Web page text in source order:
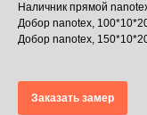
Наличник прямой
Добор nanotex,
Добор nanotex,
Заказать замер